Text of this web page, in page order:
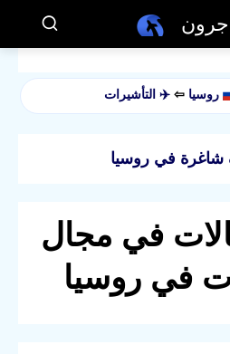
روسيا ⇦ ✈️ التأشيرات
شاغرة في روسيا
في مجال
في روسيا